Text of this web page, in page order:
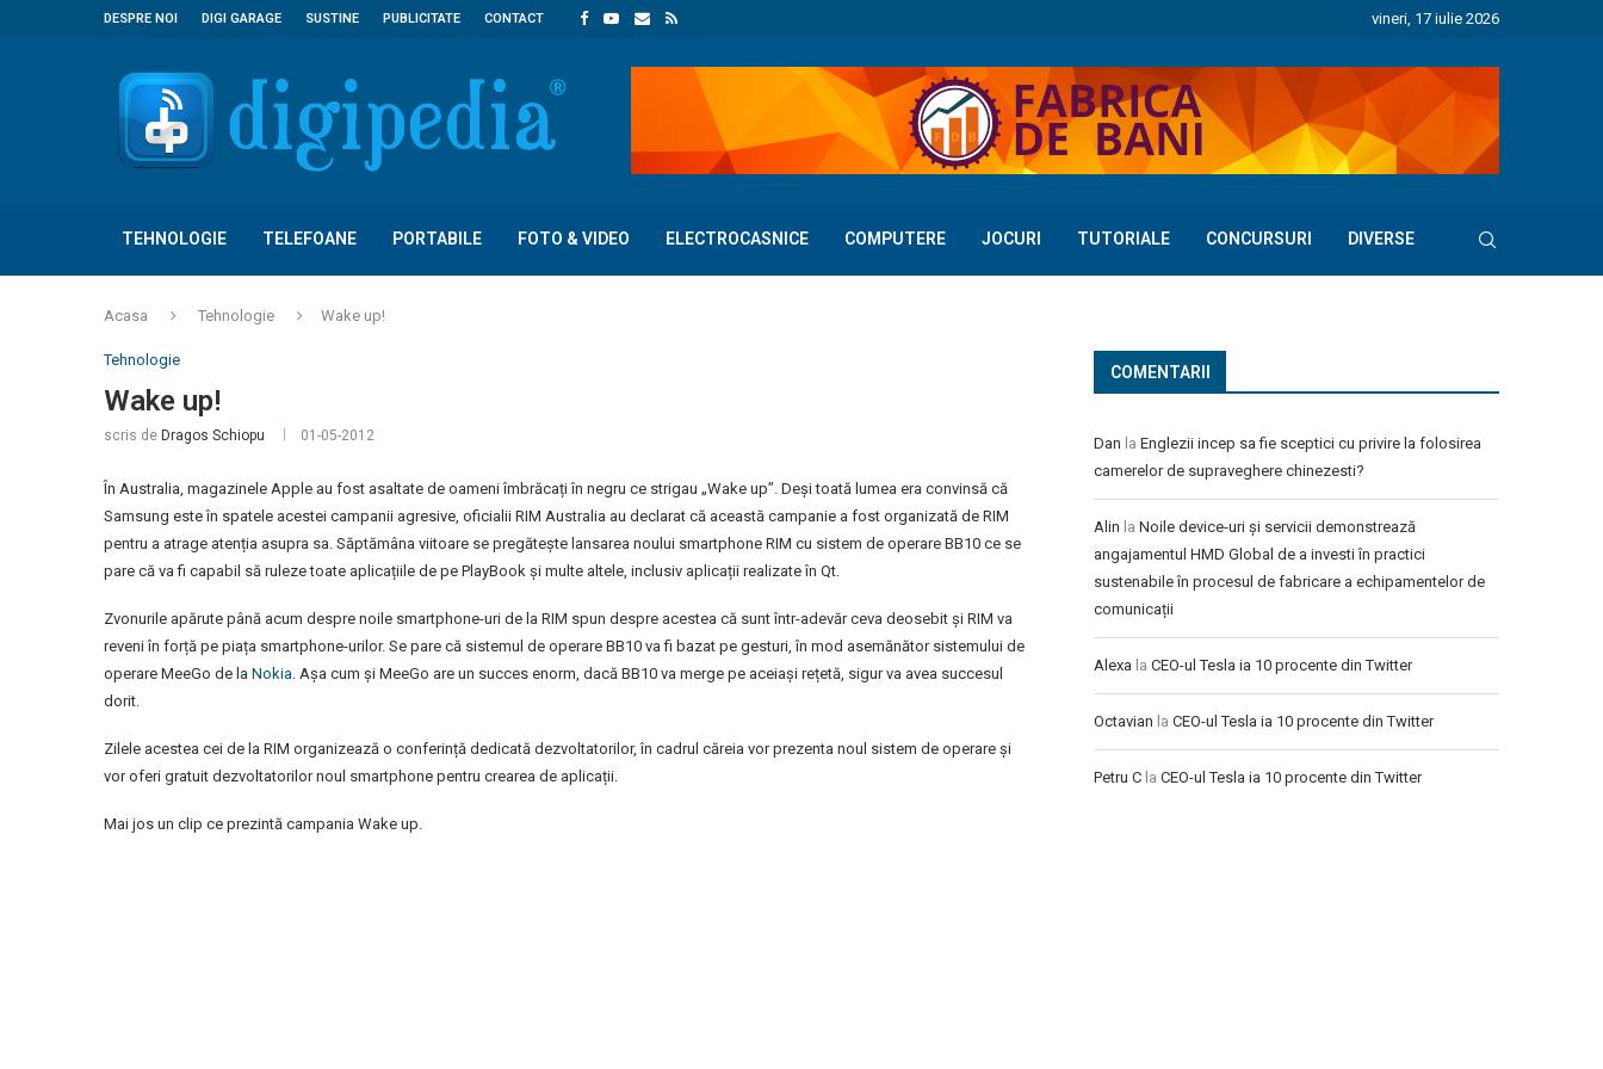
DESPRE NOI DIGI GARAGE SUSTINE PUBLICITATE CONTACT vineri, 17 iulie 2026
TEHNOLOGIE TELEFOANE PORTABILE FOTO & VIDEO ELECTROCASNICE COMPUTERE JOCURI TUTORIALE CONCURSURI DIVERSE
Acasa Tehnologie Wake up!
Tehnologie
Wake up!
scris de Dragos Schiopu 01-05-2012
În Australia, magazinele Apple au fost asaltate de oameni îmbrăcați în negru ce strigau „Wake up”. Deși toată lumea era convinsă că
Samsung este în spatele acestei campanii agresive, oficialii RIM Australia au declarat că această campanie a fost organizată de RIM
pentru a atrage atenția asupra sa. Săptămâna viitoare se pregătește lansarea noului smartphone RIM cu sistem de operare BB10 ce se
pare că va fi capabil să ruleze toate aplicațiile de pe PlayBook și multe altele, inclusiv aplicații realizate în Qt.
Zvonurile apărute până acum despre noile smartphone-uri de la RIM spun despre acestea că sunt într-adevăr ceva deosebit și RIM va
reveni în forță pe piața smartphone-urilor. Se pare că sistemul de operare BB10 va fi bazat pe gesturi, în mod asemănător sistemului de
operare MeeGo de la Nokia. Așa cum și MeeGo are un succes enorm, dacă BB10 va merge pe aceiași rețetă, sigur va avea succesul
dorit.
Zilele acestea cei de la RIM organizează o conferință dedicată dezvoltatorilor, în cadrul căreia vor prezenta noul sistem de operare și
vor oferi gratuit dezvoltatorilor noul smartphone pentru crearea de aplicații.
Mai jos un clip ce prezintă campania Wake up.
COMENTARII
Dan la Englezii incep sa fie sceptici cu privire la folosirea
camerelor de supraveghere chinezesti?
Alin la Noile device-uri și servicii demonstrează
angajamentul HMD Global de a investi în practici
sustenabile în procesul de fabricare a echipamentelor de
comunicații
Alexa la CEO-ul Tesla ia 10 procente din Twitter
Octavian la CEO-ul Tesla ia 10 procente din Twitter
Petru C la CEO-ul Tesla ia 10 procente din Twitter